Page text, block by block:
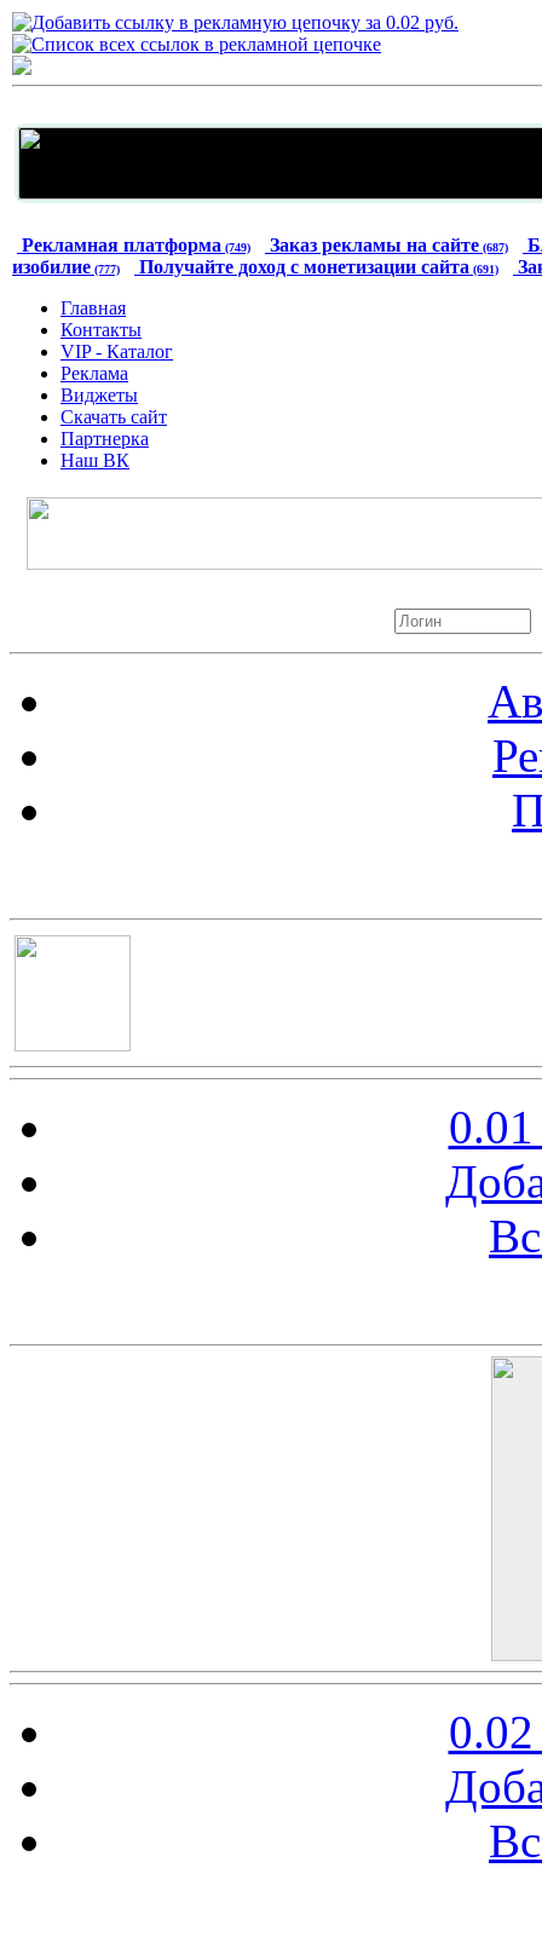
Рекламная платформа (749) Заказ рекламы на сайте (687)
изобилие (777) Получайте доход с монетизации сайта (691)
Главная
Контакты
VIP - Каталог
Реклама
Виджеты
Скачать сайт
Партнерка
Наш ВК